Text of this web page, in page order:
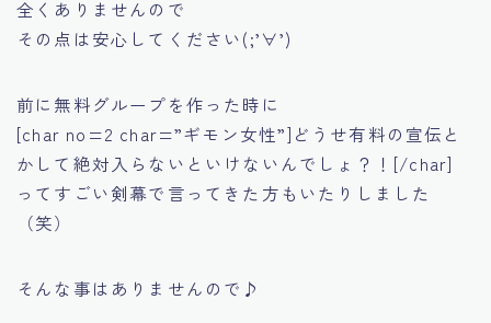
全くありませんので
その点は安心してください(;’∀’)
前に無料グループを作った時に
[char no=2 char=”ギモン女性”]どうせ有料の宣伝と
かして絶対入らないといけないんでしょ？！[/char]
ってすごい剣幕で言ってきた方もいたりしました
（笑）
そんな事はありませんので♪